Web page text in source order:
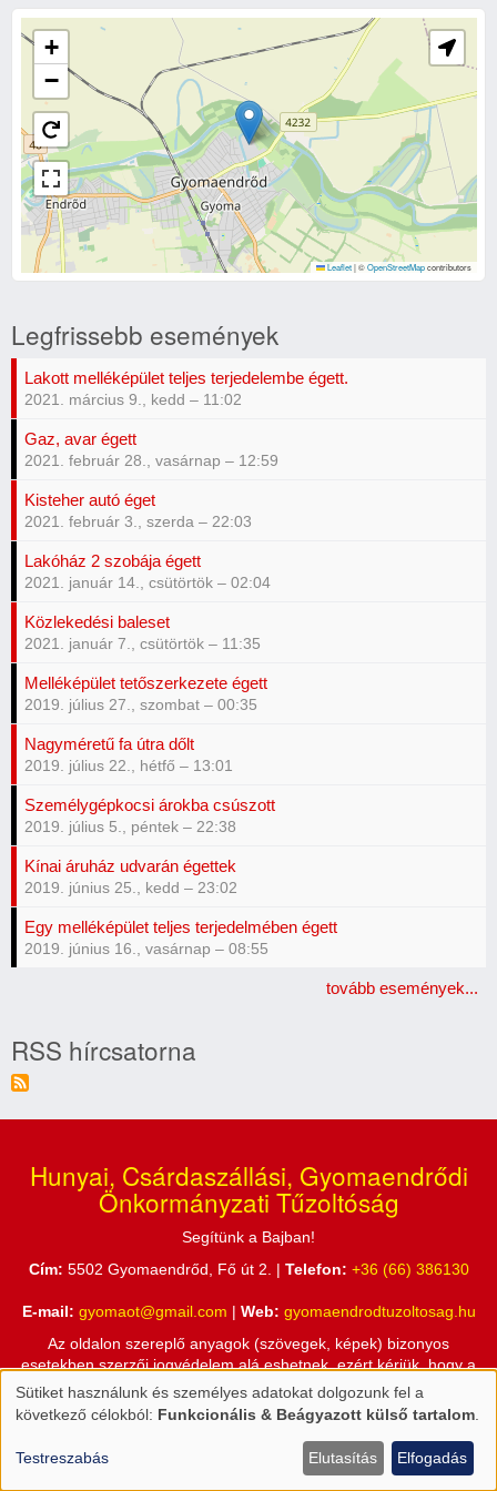
+
−
Leaflet |©OpenStreetMapcontributors
Legfrissebb események
Lakott melléképület teljes terjedelembe égett.
2021. március 9., kedd – 11:02
Gaz, avar égett
2021. február 28., vasárnap – 12:59
Kisteher autó éget
2021. február 3., szerda – 22:03
Lakóház 2 szobája égett
2021. január 14., csütörtök – 02:04
Közlekedési baleset
2021. január 7., csütörtök – 11:35
Melléképület tetőszerkezete égett
2019. július 27., szombat – 00:35
Nagyméretű fa útra dőlt
2019. július 22., hétfő – 13:01
Személygépkocsi árokba csúszott
2019. július 5., péntek – 22:38
Kínai áruház udvarán égettek
2019. június 25., kedd – 23:02
Egy melléképület teljes terjedelmében égett
2019. június 16., vasárnap – 08:55
tovább események...
RSS hírcsatorna
Hunyai, Csárdaszállási, Gyomaendrődi
Önkormányzati Tűzoltóság
Segítünk a Bajban!
Cím: 5502 Gyomaendrőd, Fő út 2. | Telefon: +36 (66) 386130
E-mail: gyomaot@gmail.com Web: gyomaendrodtuzoltosag.hu
Az oldalon szereplő anyagok (szövegek, képek) bizonyos
esetekben szerzői jogvédelem alá eshetnek, ezért kérjük, hogy a
honlapon található információkat csak a Hunyai, Csárdaszállási,
Gyomaendrődi Önkormányzati Tűzoltóság engedélyével használja
Személyes
és
Sütiket használunk és személyes adatokat dolgozunk fel a
következő célokból: Funkcionális & Beágyazott külső tartalom
Testreszabás Elutasítás Elfogadás